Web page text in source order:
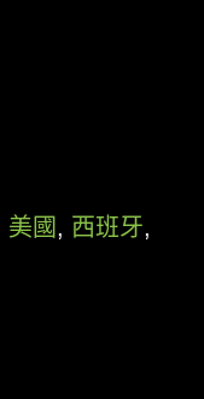
美國 , 西班牙,